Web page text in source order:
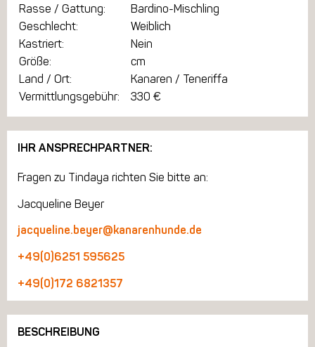
Rasse / Gattung:
Bardino-Mischling
Geschlecht:
Weiblich
Kastriert:
Nein
Größe:
cm
Land / Ort:
Kanaren / Teneriffa
Vermittlungsgebühr:
330 €
IHR ANSPRECHPARTNER:
Fragen zu Tindaya richten Sie bitte an:
Jacqueline Beyer
jacqueline.beyer@kanarenhunde.de
+49(0)6251 595625
+49(0)172 6821357
BESCHREIBUNG